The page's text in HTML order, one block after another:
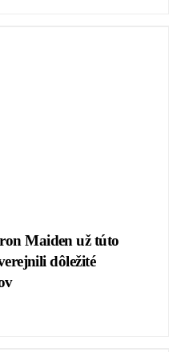
Maiden už túto
dôležité